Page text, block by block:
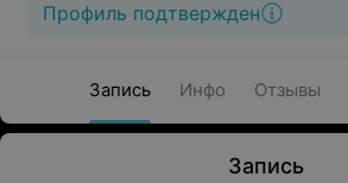
Профиль подтвержден
Запись Инфо Отзывы
Запись